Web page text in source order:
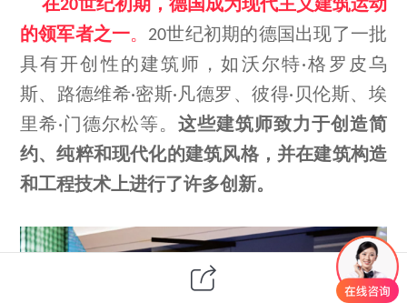
20
的领军者之一。 20世纪初期的德国出现了一批
具有开创性的建筑师，如沃尔特·格罗皮乌
斯、路德维希·密斯· 凡德罗、彼得· 贝伦斯、埃
里希· 门德尔松等。 这些建筑师致力于创造简
约、纯粹和现代化的建筑风格，并在建筑构造
和工程技术上进行了许多创新。